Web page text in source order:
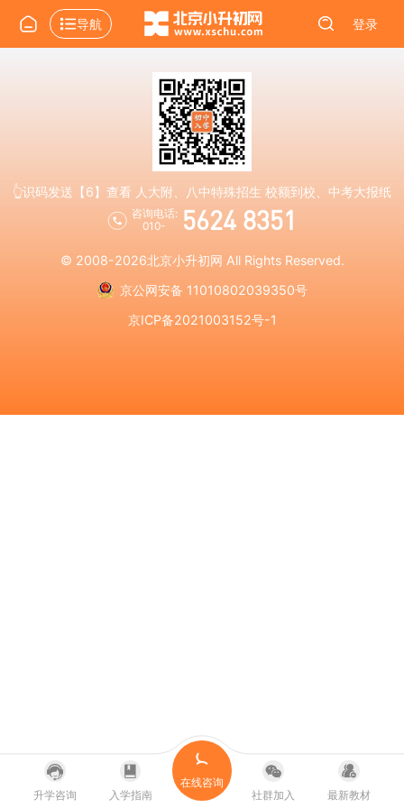
导航 登录
👆识码发送【6】查看 人大附、八中特殊招生 校额到校、中考大报纸
咨询电话:
010-
5624 8351
© 2008-2026北京小升初网 All Rights Reserved.
京公网安备 11010802039350号
京ICP备2021003152号-1
升学咨询 入学指南
在线咨询
社群加入
最新教材